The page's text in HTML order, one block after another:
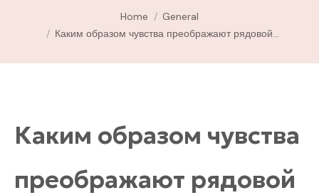
Home
General
Каким образом чувства преображают рядовой…
Каким образом чувства
преображают рядовой